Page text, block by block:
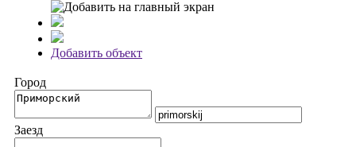
Добавить объект
Город
Заезд